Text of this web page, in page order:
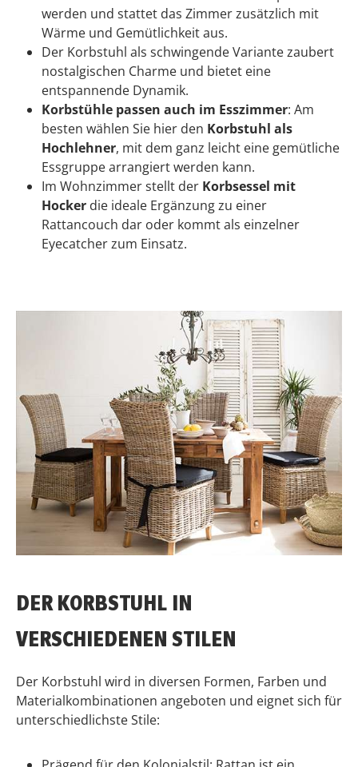
werden und stattet das Zimmer zusätzlich mit
Wärme und Gemütlichkeit aus.
Der Korbstuhl als schwingende Variante zaubert
nostalgischen Charme und bietet eine
entspannende Dynamik.
Korbstühle passen auch im Esszimmer: Am
besten wählen Sie hier den Korbstuhl als
Hochlehner, mit dem ganz leicht eine gemütliche
Essgruppe arrangiert werden kann.
Im Wohnzimmer stellt der Korbsessel mit
Hocker die ideale Ergänzung zu einer
Rattancouch dar oder kommt als einzelner
Eyecatcher zum Einsatz.
DER KORBSTUHL IN
VERSCHIEDENEN STILEN
Der Korbstuhl wird in diversen Formen, Farben und
Materialkombinationen angeboten und eignet sich für
unterschiedlichste Stile: